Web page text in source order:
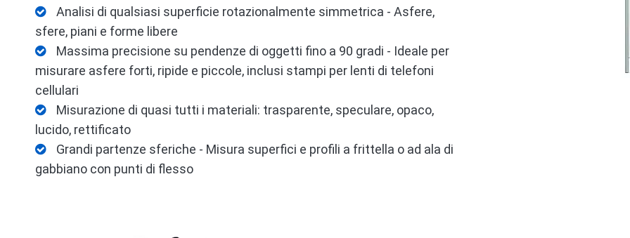
 Analisi di qualsiasi superficie rotazionalmente simmetrica - Asfere,
sfere, piani e forme libere
 Massima precisione su pendenze di oggetti fino a 90 gradi - Ideale per
misurare asfere forti, ripide e piccole, inclusi stampi per lenti di telefoni
cellulari
 Misurazione di quasi tutti i materiali: trasparente, speculare, opaco,
lucido, rettificato
 Grandi partenze sferiche - Misura superfici e profili a frittella o ad ala di
gabbiano con punti di flesso